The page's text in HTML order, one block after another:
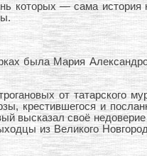
которых — сама история
была Мария
от татарского
крестившегося и
высказал своё
из Великого